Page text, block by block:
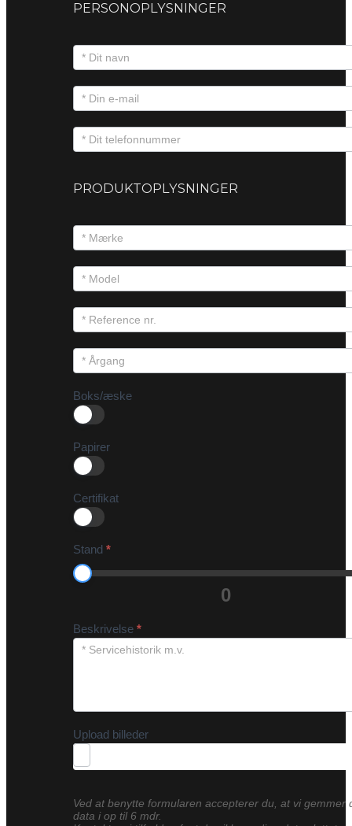
PERSONOPLYSNINGER
PRODUKTOPLYSNINGER
Boks/æske
Papirer
Certifikat
Stand *
0
Beskrivelse *
Upload billeder
Ved at benytte formularen accepterer du, at vi gemmer
data i op til 6 mdr.